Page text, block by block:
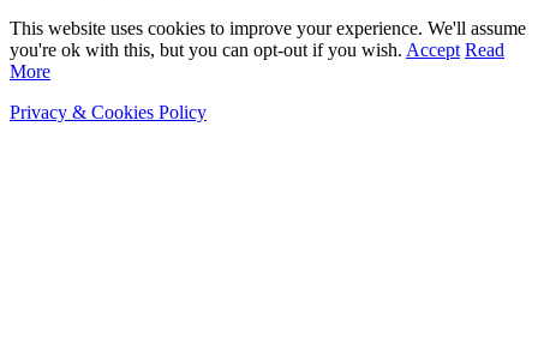
This website uses cookies to improve your experience. We'll assume
you're ok with this, but you can opt-out if you wish. Accept Read
More
Privacy & Cookies Policy